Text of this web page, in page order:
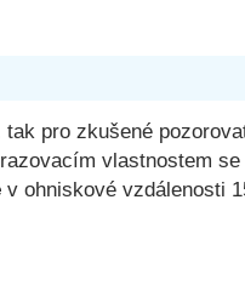
pro zkušené
vlastnostem
v ohniskové vzdálenosti